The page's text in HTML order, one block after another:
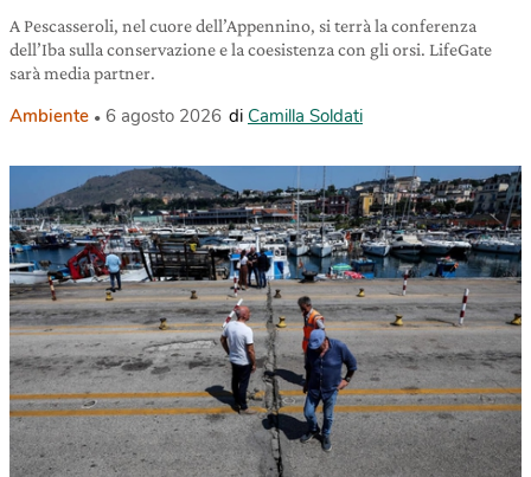
A Pescasseroli, nel cuore dell’Appennino, si terrà la conferenza
dell’Iba sulla conservazione e la coesistenza con gli orsi. LifeGate
sarà media partner.
Ambiente 6 agosto 2026 di Camilla Soldati